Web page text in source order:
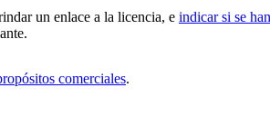
un enlace a la licencia, e indicar si se
comerciales.